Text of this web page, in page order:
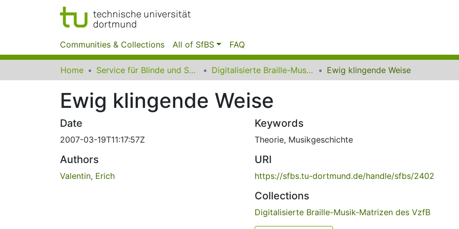
Communities & Collections All of SfBS FAQ
Home Service für Blinde und Sehbehinderte der UB Dortmund Digitalisierte Braille-Musik-Matrizen des VzfB Ewig klingende Weise
Ewig klingende Weise
Date
2007-03-19T11:17:57Z
Authors
Valentin, Erich
Keywords
Theorie, Musikgeschichte
URI
https://sfbs.tu-dortmund.de/handle/sfbs/2402
Collections
Digitalisierte Braille-Musik-Matrizen des VzfB